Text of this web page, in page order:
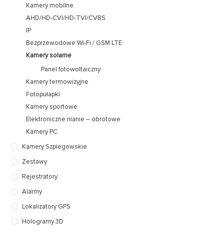
Kamery mobilne
AHD/HD-CVI/HD-TVI/CVBS
IP
Bezprzewodowe Wi-Fi / GSM LTE
Kamery solarne
Panel fotowoltaiczny
Kamery termowizyjne
Fotopułapki
Kamery sportowe
Elektroniczne nianie – obrotowe
Kamery PC
Kamery Szpiegowskie
Zestawy
Rejestratory
Alarmy
Lokalizatory GPS
Hologramy 3D